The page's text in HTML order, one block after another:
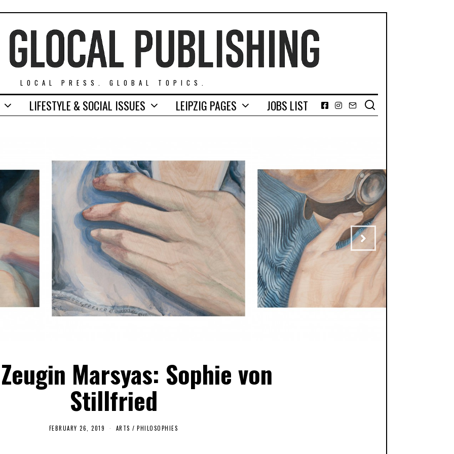
LOCAL PRESS. GLOBAL TOPICS.
LIFESTYLE & SOCIAL ISSUES LEIPZIG PAGES JOBS LIST
Facebook
Instagram
Email
Marsyas: Sophie von
Stillfried
FEBRUARY 26, 2019 ARTS / PHILOSOPHIES